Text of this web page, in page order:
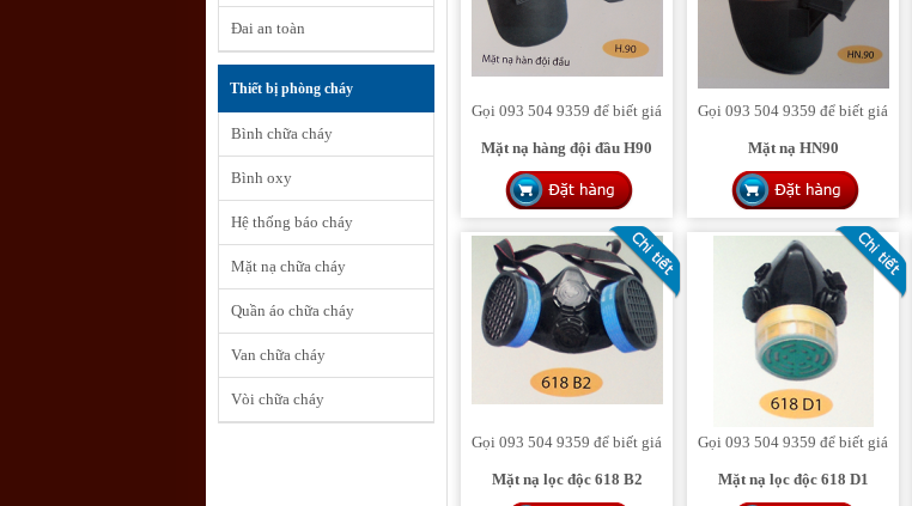
Đai an toàn
Thiết bị phòng cháy
Bình chữa cháy
Bình oxy
Hệ thống báo cháy
Mặt nạ chữa cháy
Quần áo chữa cháy
Van chữa cháy
Vòi chữa cháy
Gọi 093 504 9359 để biết giá
Mặt nạ hàng đội đầu H90
Gọi 093 504 9359 để biết giá
Mặt nạ HN90
Gọi 093 504 9359 để biết giá
Mặt nạ lọc độc 618 B2
Gọi 093 504 9359 để biết giá
Mặt nạ lọc độc 618 D1